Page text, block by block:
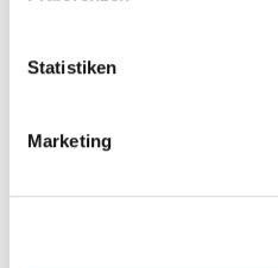
Statistiken
Marketing